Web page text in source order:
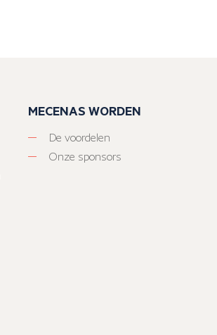
MECENAS WORDEN
De voordelen
Onze sponsors